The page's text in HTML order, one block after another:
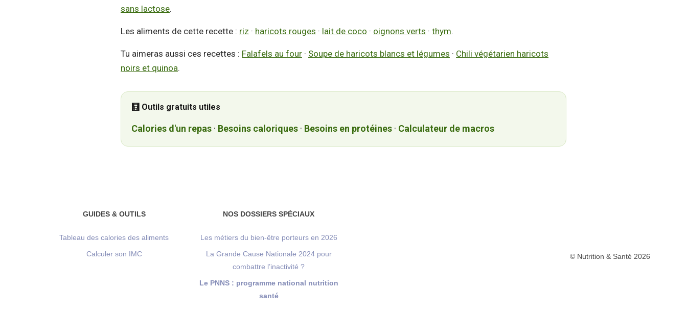
sans lactose.
Les aliments de cette recette : riz · haricots rouges · lait de coco · oignons verts · thym.
Tu aimeras aussi ces recettes : Falafels au four · Soupe de haricots blancs et légumes · Chili végétarien haricots
noirs et quinoa.
🧮 Outils gratuits utiles
Calories d'un repas · Besoins caloriques · Besoins en protéines · Calculateur de macros
GUIDES & OUTILS
Tableau des calories des aliments
Calculer son IMC
NOS DOSSIERS SPÉCIAUX
Les métiers du bien-être porteurs en 2026
La Grande Cause Nationale 2024 pour
combattre l’inactivité ?
Le PNNS : programme national nutrition
santé
© Nutrition & Santé 2026